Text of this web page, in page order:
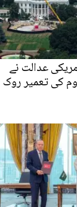
عدالت نے
کی تعمیر روک